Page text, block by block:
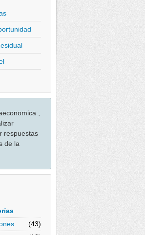
,
respuestas
de la
(43)